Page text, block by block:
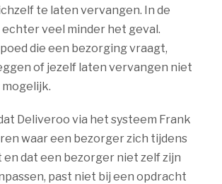
te laten vervangen. In de
veel minder het geval.
die een bezorging vraagt,
of jezelf laten vervangen niet
Deliveroo via het systeem Frank
waar een bezorger zich tijdens
dat een bezorger niet zelf zijn
past niet bij een opdracht